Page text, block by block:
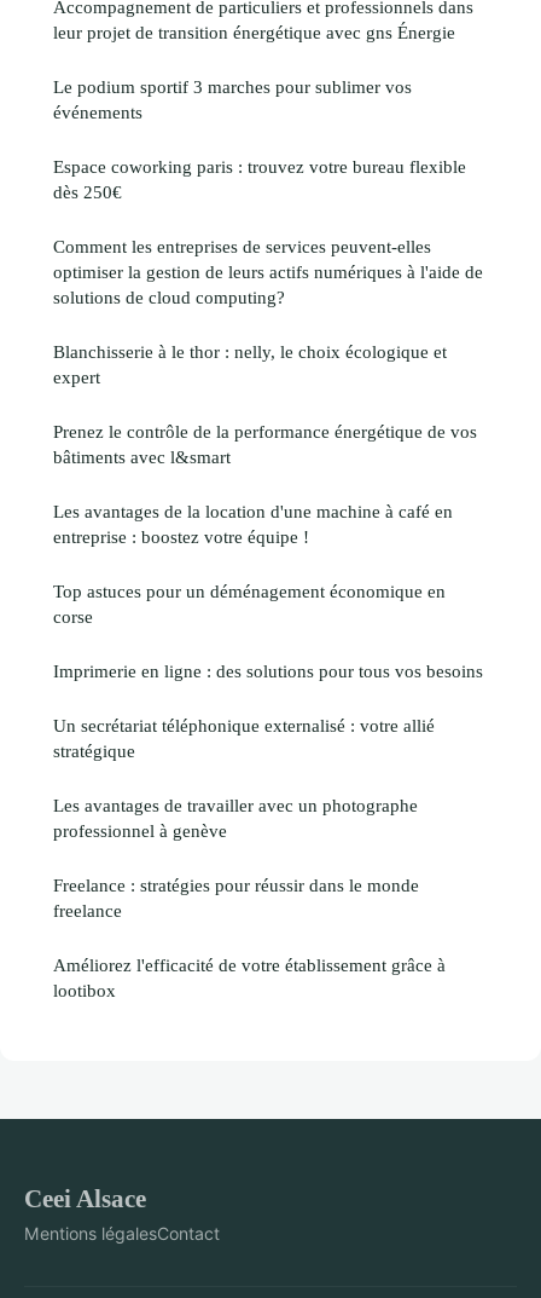
Accompagnement de particuliers et professionnels dans
leur projet de transition énergétique avec gns Énergie
Le podium sportif 3 marches pour sublimer vos
événements
Espace coworking paris : trouvez votre bureau flexible
dès 250€
Comment les entreprises de services peuvent-elles
optimiser la gestion de leurs actifs numériques à l'aide de
solutions de cloud computing?
Blanchisserie à le thor : nelly, le choix écologique et
expert
Prenez le contrôle de la performance énergétique de vos
bâtiments avec l&smart
Les avantages de la location d'une machine à café en
entreprise : boostez votre équipe !
Top astuces pour un déménagement économique en
corse
Imprimerie en ligne : des solutions pour tous vos besoins
Un secrétariat téléphonique externalisé : votre allié
stratégique
Les avantages de travailler avec un photographe
professionnel à genève
Freelance : stratégies pour réussir dans le monde
freelance
Améliorez l'efficacité de votre établissement grâce à
lootibox
Ceei Alsace
Mentions légalesContact